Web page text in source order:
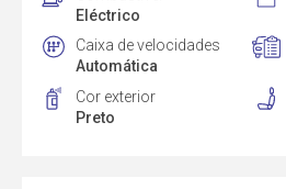
Eléctrico
Caixa de velocidades
Automática
Cor exterior
Preto